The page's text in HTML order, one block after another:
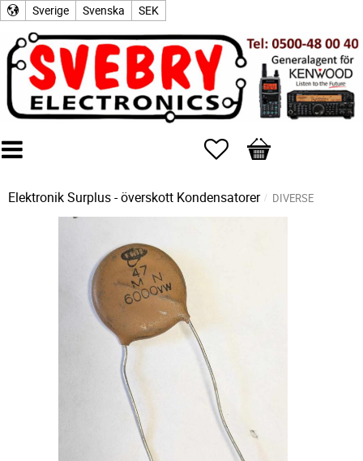
Sverige Svenska SEK
Favoriter
Kundvagn
Elektronik Surplus - överskott Kondensatorer DIVERSE